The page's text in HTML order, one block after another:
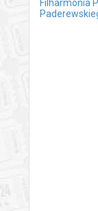
Filharmonia